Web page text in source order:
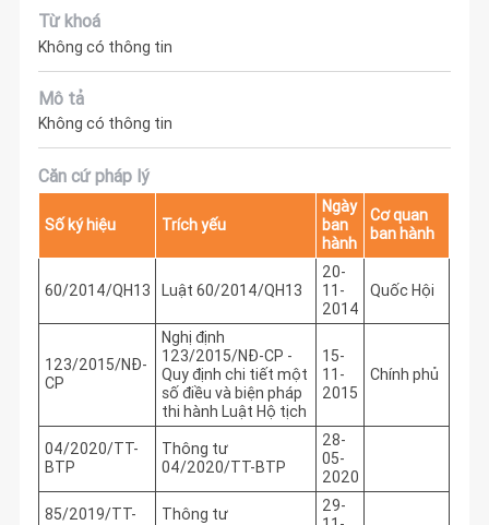
Từ khoá
Không có thông tin
Mô tả
Không có thông tin
Căn cứ pháp lý
Số ký hiệu Trích yếu
Ngày
ban
hành
Cơ quan
ban hành
60/2014/QH13 Luật 60/2014/QH13
20-
11-
2014
Quốc Hội
123/2015/NĐ-
CP
Nghị định
123/2015/NĐ-CP -
Quy định chi tiết một
số điều và biện pháp
thi hành Luật Hộ tịch
15-
11-
2015
Chính phủ
04/2020/TT-
BTP
Thông tư
04/2020/TT-BTP
28-
05-
2020
85/2019/TT-
Thông tư
29-